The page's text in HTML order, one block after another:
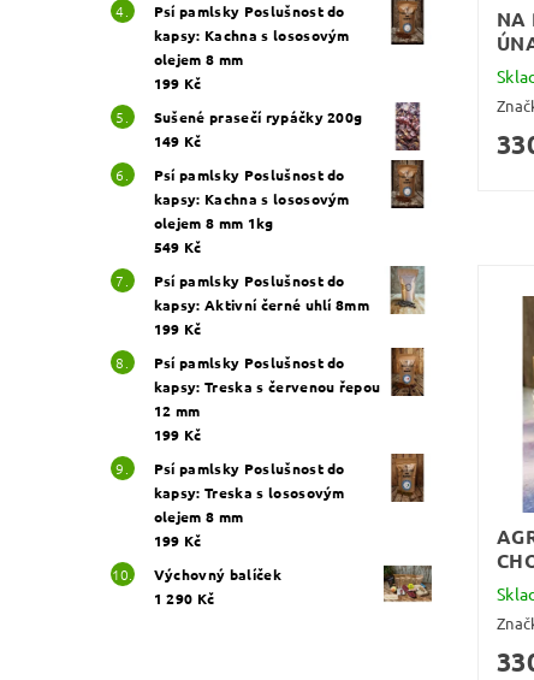
Psí pamlsky Poslušnost do
kapsy: Kachna s lososovým
olejem 8 mm
199 Kč
Sušené prasečí rypáčky 200g
149 Kč
Psí pamlsky Poslušnost do
kapsy: Kachna s lososovým
olejem 8 mm 1kg
549 Kč
Psí pamlsky Poslušnost do
kapsy: Aktivní černé uhlí 8mm
199 Kč
Psí pamlsky Poslušnost do
kapsy: Treska s červenou řepou
12 mm
199 Kč
Psí pamlsky Poslušnost do
kapsy: Treska s lososovým
olejem 8 mm
199 Kč
Výchovný balíček
1 290 Kč
NA